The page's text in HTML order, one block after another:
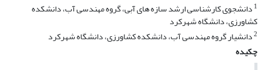
1 دانشجوی کارشناسی ارشد سازه های آبی، گروه مهندسی آب، دانشکده
کشاورزی، دانشگاه شهرکرد
2دانشیار گروه مهندسی آب،‌ دانشکده کشاورزی، دانشگاه شهرکرد
چکیده